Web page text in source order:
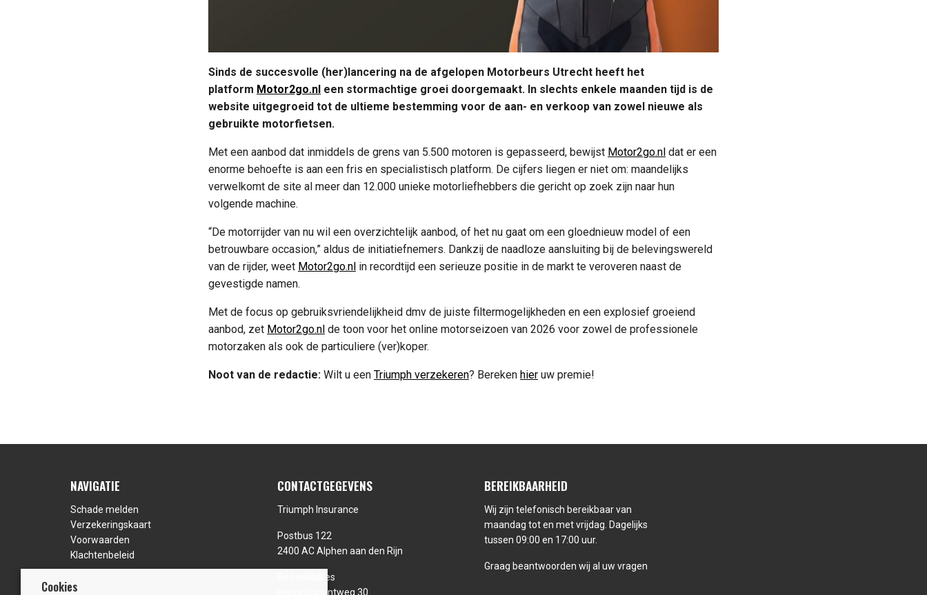
Sinds de succesvolle (her)lancering na de afgelopen Motorbeurs Utrecht heeft het
platform Motor2go.nl een stormachtige groei doorgemaakt. In slechts enkele maanden tijd is de
website uitgegroeid tot de ultieme bestemming voor de aan- en verkoop van zowel nieuwe als
gebruikte motorfietsen.
Met een aanbod dat inmiddels de grens van 5.500 motoren is gepasseerd, bewijst Motor2go.nl dat er een
enorme behoefte is aan een fris en specialistisch platform. De cijfers liegen er niet om: maandelijks
verwelkomt de site al meer dan 12.000 unieke motorliefhebbers die gericht op zoek zijn naar hun
volgende machine.
“De motorrijder van nu wil een overzichtelijk aanbod, of het nu gaat om een gloednieuw model of een
betrouwbare occasion,” aldus de initiatiefnemers. Dankzij de naadloze aansluiting bij de belevingswereld
van de rijder, weet Motor2go.nl in recordtijd een serieuze positie in de markt te veroveren naast de
gevestigde namen.
Met de focus op gebruiksvriendelijkheid dmv de juiste filtermogelijkheden en een explosief groeiend
aanbod, zet Motor2go.nl de toon voor het online motorseizoen van 2026 voor zowel de professionele
motorzaken als ook de particuliere (ver)koper.
Noot van de redactie: Wilt u een Triumph verzekeren? Bereken hier uw premie!
NAVIGATIE
Schade melden
Verzekeringskaart
Voorwaarden
Klachtenbeleid
CONTACTGEGEVENS
Triumph Insurance
Postbus 122
2400 AC Alphen aan den Rijn
Bezoekadres
Henry Dunantweg 30
BEREIKBAARHEID
Wij zijn telefonisch bereikbaar van
maandag tot en met vrijdag. Dagelijks
tussen 09:00 en 17:00 uur.
Graag beantwoorden wij al uw vragen
Cookies